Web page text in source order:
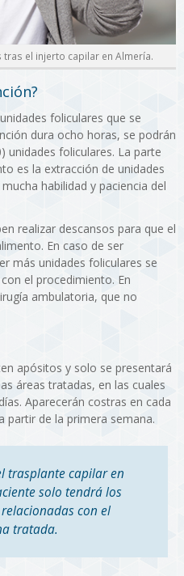
tras el injerto capilar en Almería.
foliculares que se
dura ocho horas, se podrán
unidades foliculares. La parte
es la extracción de unidades
habilidad y paciencia del
realizar descansos para que el
En caso de ser
más unidades foliculares se
el procedimiento. En
ambulatoria, que no
apósitos y solo se presentará
áreas tratadas, en las cuales
Aparecerán costras en cada
partir de la primera semana.
trasplante capilar en
solo tendrá los
con el
tratada.